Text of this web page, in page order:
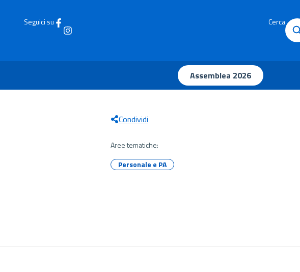
Seguici su Cerca
Assemblea 2026
Condividi
Aree tematiche:
Personale e PA